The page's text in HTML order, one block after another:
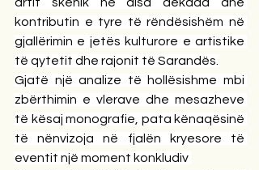
kontributin e tyre të rëndësishëm në
gjallërimin e jetës kulturore e artistike
të qytetit dhe rajonit të Sarandës.
Gjatë një analize të hollësishme mbi
zbërthimin e vlerave dhe mesazheve
të kësaj monografie, pata kënaqësinë
të nënvizoja në fjalën kryesore të
eventit një moment konkludiv